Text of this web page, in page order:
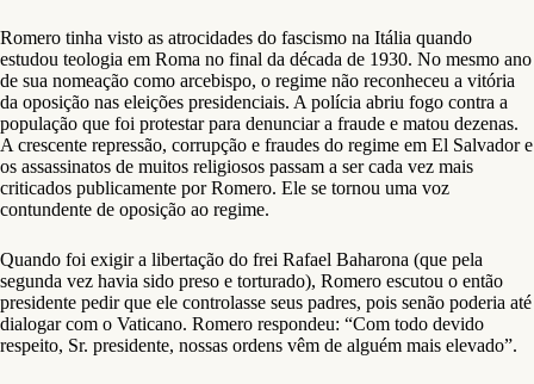
Romero tinha visto as atrocidades do fascismo na Itália quando
estudou teologia em Roma no final da década de 1930. No mesmo ano
de sua nomeação como arcebispo, o regime não reconheceu a vitória
da oposição nas eleições presidenciais. A polícia abriu fogo contra a
população que foi protestar para denunciar a fraude e matou dezenas.
A crescente repressão, corrupção e fraudes do regime em El Salvador e
os assassinatos de muitos religiosos passam a ser cada vez mais
criticados publicamente por Romero. Ele se tornou uma voz
contundente de oposição ao regime.
Quando foi exigir a libertação do frei Rafael Baharona (que pela
segunda vez havia sido preso e torturado), Romero escutou o então
presidente pedir que ele controlasse seus padres, pois senão poderia até
dialogar com o Vaticano. Romero respondeu: “Com todo devido
respeito, Sr. presidente, nossas ordens vêm de alguém mais elevado”.